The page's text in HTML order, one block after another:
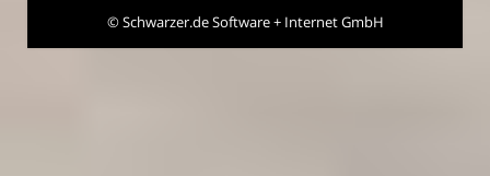
©Schwarzer.de Software + Internet GmbH